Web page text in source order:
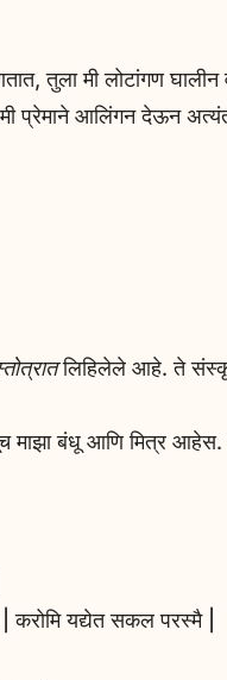
तुला मी लोटांगण
प्रेमाने आलिंगन देऊन
लिहिलेले आहे. ते
माझा बंधू आणि मित्र
| करोमि यद्येत सकल परस्मै |